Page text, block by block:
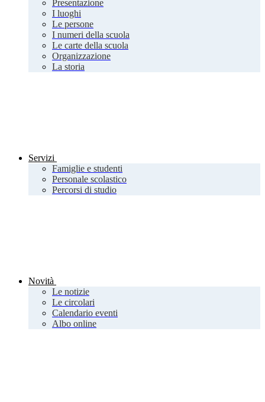
Presentazione
I luoghi
Le persone
I numeri della scuola
Le carte della scuola
Organizzazione
La storia
Servizi
Famiglie e studenti
Personale scolastico
Percorsi di studio
Novità
Le notizie
Le circolari
Calendario eventi
Albo online